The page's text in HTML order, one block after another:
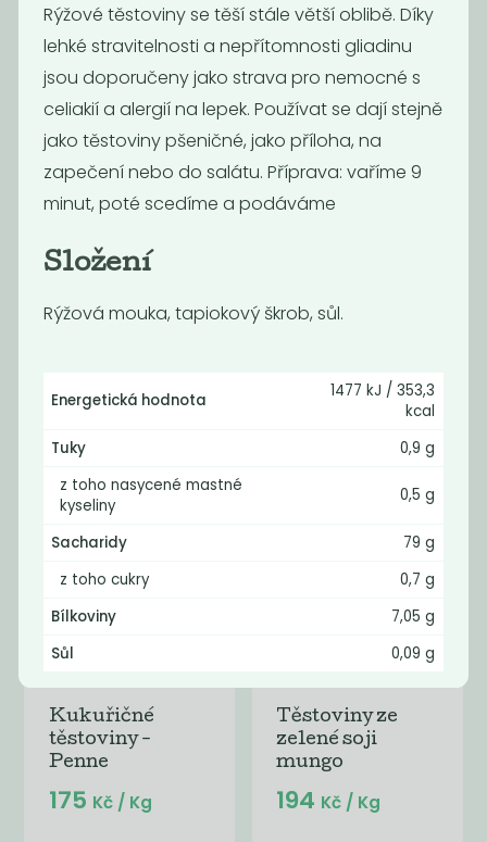
129 / Kg 129 Kč / Kg
130
vřetena
Kukuřičné
těstoviny -
Penne
175 Kč / Kg
Těstoviny ze
zelené soji
mungo
194 Kč / Kg
Rýžové těstoviny se těší stále větší oblibě. Díky
lehké stravitelnosti a nepřítomnosti gliadinu
jsou doporučeny jako strava pro nemocné s
celiakií a alergií na lepek. Používat se dají stejně
jako těstoviny pšeničné, jako příloha, na
zapečení nebo do salátu. Příprava: vaříme 9
minut, poté scedíme a podáváme
Složení
Rýžová mouka, tapiokový škrob, sůl.
Energetická hodnota
1477 kJ / 353,3
kcal
Tuky
0,9 g
z toho nasycené mastné
kyseliny
0,5 g
Sacharidy
79 g
z toho cukry
0,7 g
Bílkoviny
7,05 g
Sůl
0,09 g